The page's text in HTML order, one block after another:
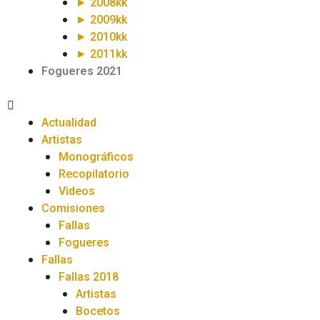
► 2009kk
► 2010kk
► 2011kk
Fogueres 2021
Actualidad
Artistas
Monográficos
Recopilatorio
Videos
Comisiones
Fallas
Fogueres
Fallas
Fallas 2018
Artistas
Bocetos